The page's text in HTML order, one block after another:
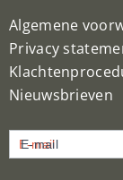
Algemene
Privacy
Nieuwsbrieven
inschrijven
E-mail